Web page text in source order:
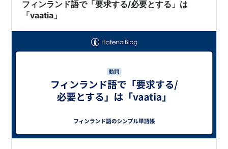
フィンランド語で「要求する/必要とする」は
「vaatia」